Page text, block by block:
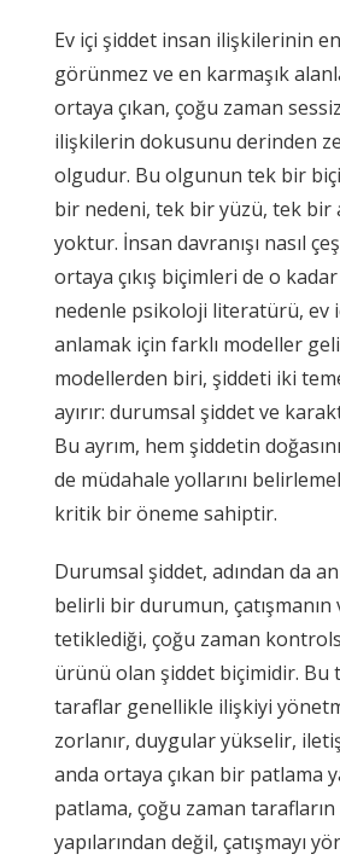
Ev içi şiddet insan ilişkilerinin
görünmez ve en karmaşık
ortaya çıkan, çoğu zaman
ilişkilerin dokusunu derinden
olgudur. Bu olgunun tek bir
bir nedeni, tek bir yüzü, tek bir
yoktur. İnsan davranışı nasıl
ortaya çıkış biçimleri de o
nedenle psikoloji literatürü, ev
anlamak için farklı modeller
modellerden biri, şiddeti iki
ayırır: durumsal şiddet ve
Bu ayrım, hem şiddetin
de müdahale yollarını
kritik bir öneme sahiptir.
Durumsal şiddet, adından da
belirli bir durumun,
tetiklediği, çoğu zaman
ürünü olan şiddet biçimidir. Bu
taraflar genellikle ilişkiyi
zorlanır, duygular yükselir,
anda ortaya çıkan bir patlama
patlama, çoğu zaman
yapılarından değil, çatışmayı